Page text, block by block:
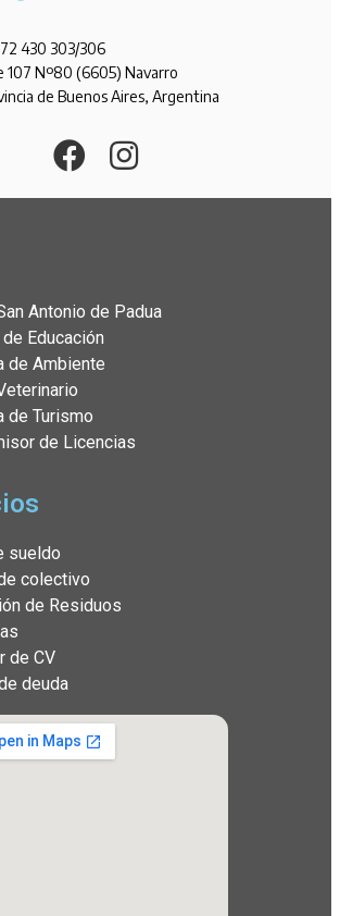
430 303/306
107 Nº80 (6605) Navarro
de Buenos Aires, Argentina
Antonio de Padua
Educación
de Ambiente
de Turismo
de Licencias
sueldo
colectivo
de Residuos
de CV
deuda